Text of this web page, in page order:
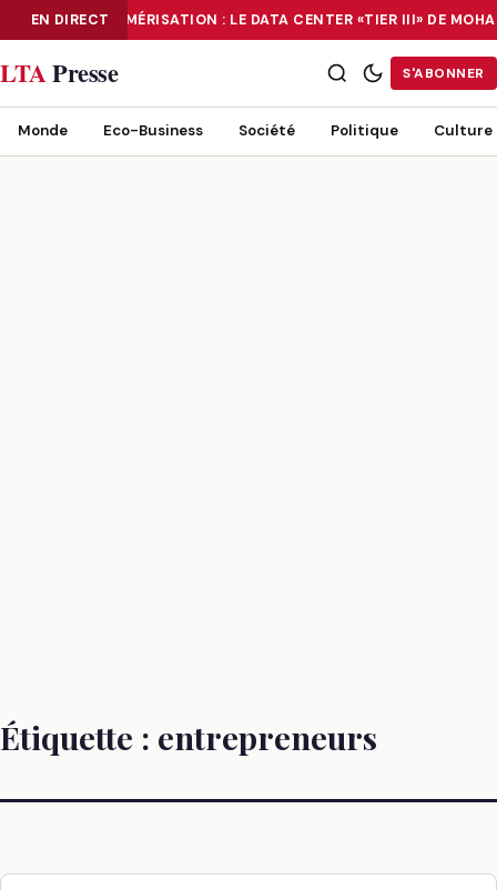
EN DIRECTNUMÉRISATION : LE DATA CENTER «TIER III» DE
NUMÉRISATION : LE DATA CENTER «TIER III» DE MOHAMMADIA, UN
LTAPresse S'ABONNER
Monde Eco-Business Société Politique Culture
Étiquette : entrepreneurs